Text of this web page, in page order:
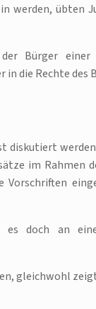
werden, übten
Bürger einer
die Rechte des
im Rahmen
Vorschriften
doch an
gleichwohl